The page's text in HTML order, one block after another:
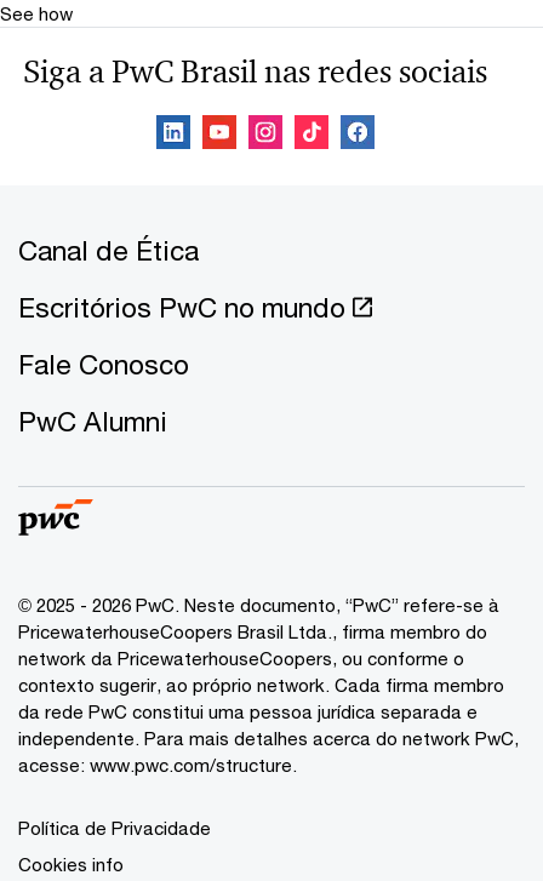
See how
Siga a PwC Brasil nas redes sociais
Canal de Ética
Escritórios PwC no mundo
Fale Conosco
PwC Alumni
© 2025 - 2026 PwC. Neste documento, “PwC” refere-se à
PricewaterhouseCoopers Brasil Ltda., firma membro do
network da PricewaterhouseCoopers, ou conforme o
contexto sugerir, ao próprio network. Cada firma membro
da rede PwC constitui uma pessoa jurídica separada e
independente. Para mais detalhes acerca do network PwC,
acesse: www.pwc.com/structure.
Política de Privacidade
Cookies info